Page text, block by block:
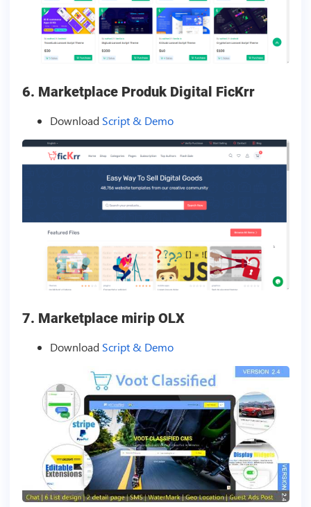
6. Marketplace Produk Digital FicKrr
Download Script & Demo
7. Marketplace mirip OLX
Download Script & Demo